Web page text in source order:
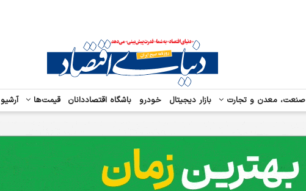
صنعت، معدن و تجارت بازار دیجیتال خودرو باشگاه اقتصاددانان قیمت‌ها آرشیو